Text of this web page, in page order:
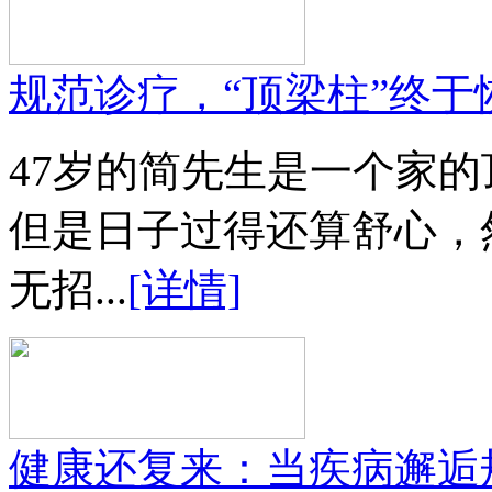
规范诊疗，“顶梁柱”终于
47岁的简先生是一个家
但是日子过得还算舒心
无招...[详情]
健康还复来：当疾病邂